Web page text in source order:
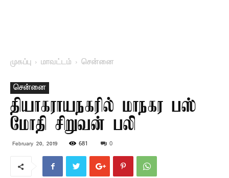
முகப்பு மாவட்டம் சென்னை
சென்னை
தியாகராயநகரில் மாநகர பஸ்
மோதி சிறுவன் பலி
February 20, 2019 681 0